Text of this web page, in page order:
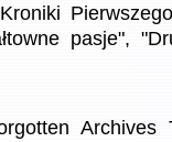
pasje",
Archives